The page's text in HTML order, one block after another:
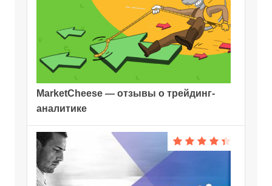
MarketCheese — отзывы о трейдинг-
аналитике